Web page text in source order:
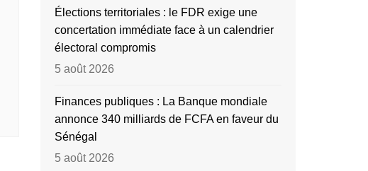
Élections territoriales : le FDR exige une
concertation immédiate face à un calendrier
électoral compromis
5 août 2026
Finances publiques : La Banque mondiale
annonce 340 milliards de FCFA en faveur du
Sénégal
5 août 2026